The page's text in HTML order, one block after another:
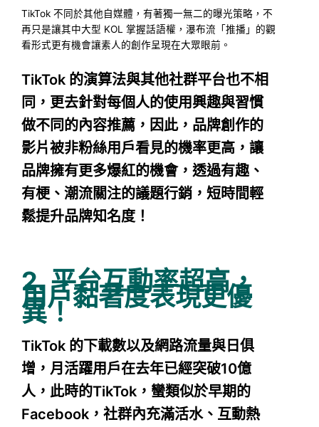
TikTok 不同於其他自媒體，有著獨一無二的曝光策略，不
再只是讓其中大型 KOL 掌握話語權，瀑布流「推播」的觀
看形式更有機會讓素人的創作呈現在大眾眼前。
TikTok 的演算法與其他社群平台也不相
同，更去針對每個人的使用興趣與習慣
做不同的內容推薦，因此，品牌創作的
影片被非粉絲用戶看見的機率更高，讓
品牌擁有更多爆紅的機會，透過有趣、
有梗、潮流關注的議題行銷，短時間輕
鬆提升品牌知名度！
2. 平台互動率超高，
用戶黏著度表現更優
異！
TikTok 的下載數以及網路流量與日俱
增，月活躍用戶在去年已經突破10億
人，此時的TikTok，蠻類似於早期的
Facebook，社群內充滿活水、互動熱